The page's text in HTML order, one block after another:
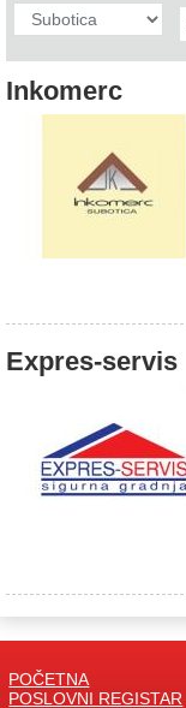
Inkomerc
Expres-servis
POČETNA
POSLOVNI REGISTAR